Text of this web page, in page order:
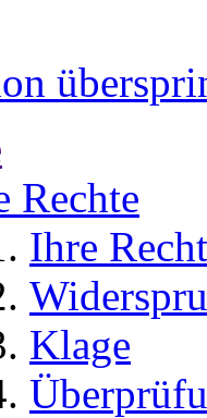
Rechte
Ihre
Klage